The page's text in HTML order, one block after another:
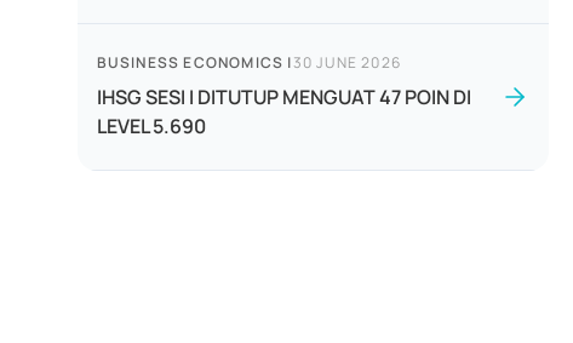
BUSINESS ECONOMICS |30 JUNE 2026
IHSG SESI I DITUTUP MENGUAT 47 POIN DI
LEVEL 5.690